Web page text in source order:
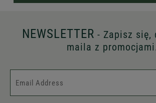
NEWSLETTER - Zapisz się,
maila z